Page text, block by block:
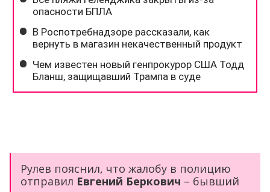
Рулев пояснил, что жалобу в полицию
отправил Евгений Беркович – бывший